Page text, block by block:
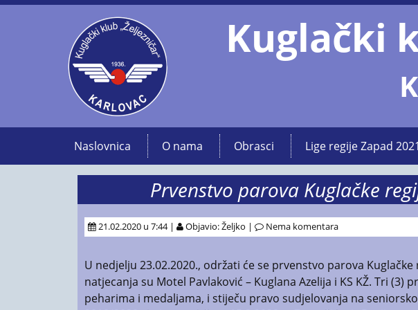
Kuglački
Naslovnica O nama Obrasci Lige regije Zapad
Prvenstvo parova Kuglačke
21.02.2020 u 7:44 | Objavio: Željko | Nema komentara
U nedjelju 23.02.2020., održati će se prvenstvo parova
natjecanja su Motel Pavlaković – Kuglana Azelija i KS KŽ. Tri
peharima i medaljama, i stiječu pravo sudjelovanja na